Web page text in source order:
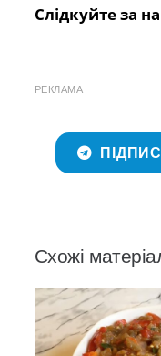
Слідкуйте за
РЕКЛАМА
Схожі